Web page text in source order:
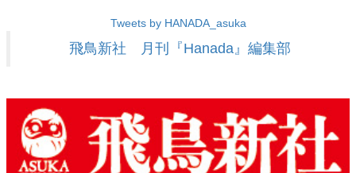
Tweets by HANADA_asuka
飛鳥新社 月刊『Hanada』編集部